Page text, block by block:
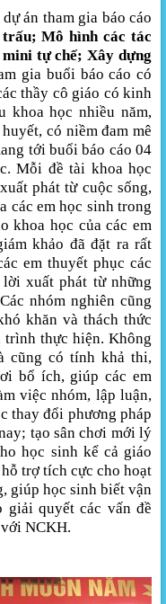
án tham gia báo cáo
Mô hình các tác
tự chế; Xây dựng
gia buổi báo cáo có
thầy cô giáo có kinh
khoa học nhiều năm,
có niềm đam mê
tới buổi báo cáo 04
Mỗi đề tài khoa học
phát từ cuộc sống,
các em học sinh trong
khoa học của các em
khảo đã đặt ra rất
em thuyết phục các
xuất phát từ những
nhóm nghiên cũng
khăn và thách thức
trình thực hiện. Không
cũng có tính khả thi,
bổ ích, giúp các em
việc nhóm, lập luận,
thay đổi phương pháp
tạo sân chơi mới lý
học sinh kể cả giáo
trợ tích cực cho hoạt
giúp học sinh biết vận
giải quyết các vấn đề
NCKH.